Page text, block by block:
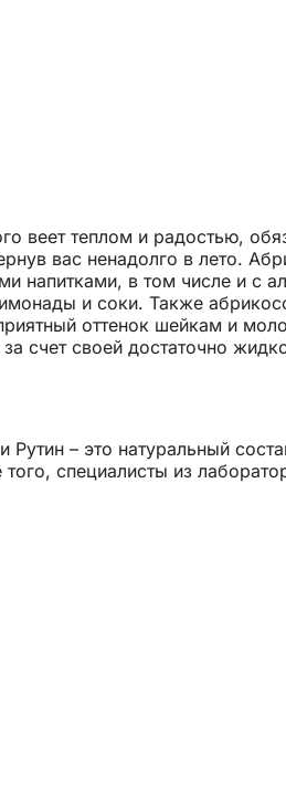
веет теплом и радостью,
вас ненадолго в лето.
напитками, в том числе и с
и соки. Также
оттенок шейкам и
счет своей достаточно
Рутин – это натуральный
специалисты из